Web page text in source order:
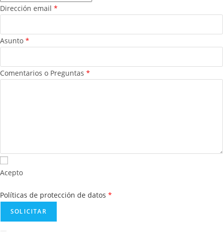
Dirección email *
Asunto *
Comentarios o Preguntas *
Acepto
Políticas de protección de datos *